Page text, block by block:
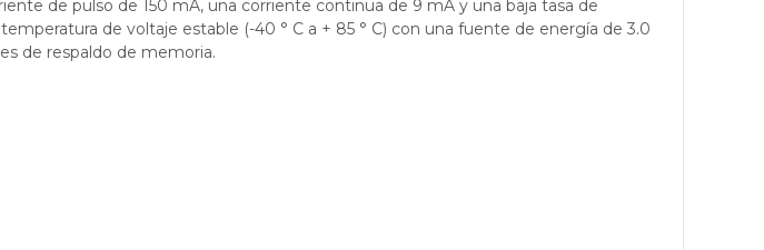
de pulso de 150 mA, una corriente continua de 9 mA y una baja tasa de
de voltaje estable (-40 ° C a + 85 ° C) con una fuente de energía de 3.0
de respaldo de memoria.